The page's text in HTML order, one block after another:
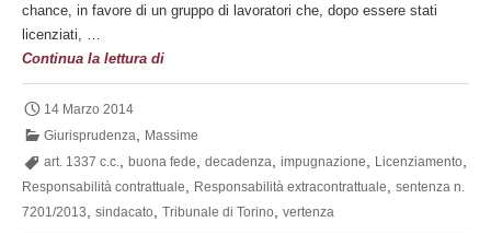
chance, in favore di un gruppo di lavoratori che, dopo essere stati
licenziati, …
Continua la lettura diResponsabilità
contrattuale
extracontrattuale
dell’organizzazione
sindacale
14 Marzo 2014
Giurisprudenza
Massime
art. 1337 c.c.
buona fede decadenza impugnazione Licenziamento
Responsabilità contrattuale Responsabilità extracontrattuale
sentenza n.
7201/2013
sindacato Tribunale di Torino vertenza